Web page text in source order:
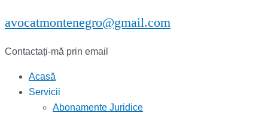
avocatmontenegro@gmail.com
Contactați-mă prin email
Acasă
Servicii
Abonamente Juridice